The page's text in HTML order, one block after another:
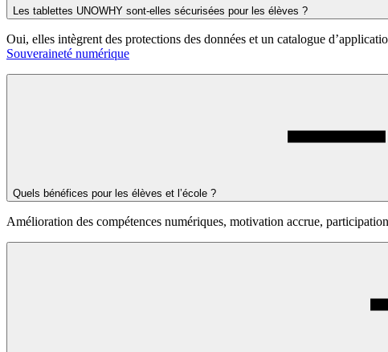
Les tablettes UNOWHY sont-elles sécurisées pour les élèves ?
Oui, elles intègrent des protections des données et un catalogue
Souveraineté numérique
Quels bénéfices pour les élèves et l’école ?
Amélioration des compétences numériques, motivation accrue,